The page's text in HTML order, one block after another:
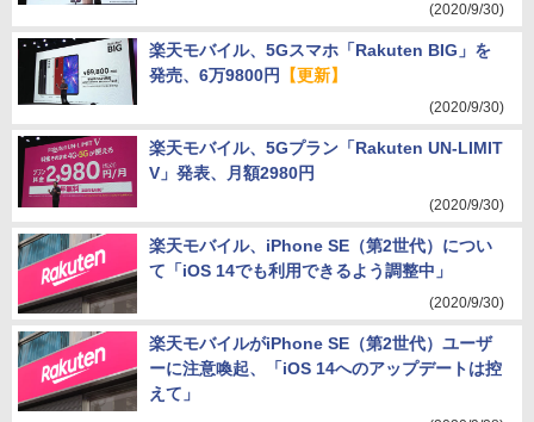
(2020/9/30)
楽天モバイル、5Gスマホ「Rakuten BIG」を
発売、6万9800円
【更新】
(2020/9/30)
楽天モバイル、5Gプラン「Rakuten UN-LIMIT
V」発表、月額2980円
(2020/9/30)
楽天モバイル、iPhone SE（第2世代）につい
て「iOS 14でも利用できるよう調整中」
(2020/9/30)
楽天モバイルがiPhone SE（第2世代）ユーザ
ーに注意喚起、「iOS 14へのアップデートは控
えて」